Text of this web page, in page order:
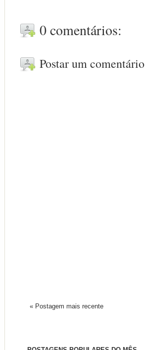
0 comentários:
Postar um comentário
« Postagem mais recente